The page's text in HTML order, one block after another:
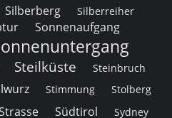
Silberberg
Silberreiher
Sonnenaufgang
Steilküste Steinbruch
Stimmung Stolberg
Südtirol Sydney